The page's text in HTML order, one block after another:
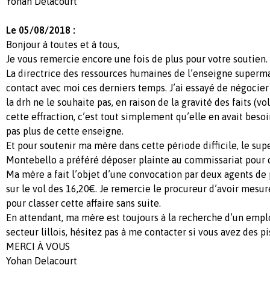
Le 05/08/2018 :
Bonjour à toutes et à tous,
Je vous remercie encore une fois de plus pour votre soutien.
La directrice des ressources humaines de l’enseigne
contact avec moi ces derniers temps. J’ai essayé de
la drh ne le souhaite pas, en raison de la gravité des faits
cette effraction, c’est tout simplement qu’elle en avait
pas plus de cette enseigne.
Et pour soutenir ma mère dans cette période difficile, le
Montebello a préféré déposer plainte au commissariat pour
Ma mère a fait l’objet d’une convocation par deux agents
sur le vol des 16,20€. Je remercie le procureur d’avoir
pour classer cette affaire sans suite.
En attendant, ma mère est toujours à la recherche d’un
secteur lillois, hésitez pas à me contacter si vous avez des
MERCI À VOUS
Yohan Delacourt